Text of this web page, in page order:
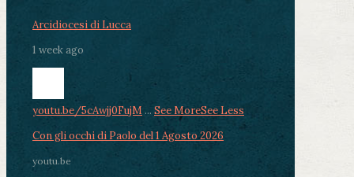
Arcidiocesi di Lucca
1 week ago
youtu.be/5cAwjj0FujM ... See MoreSee Less
Con gli occhi di Paolo del 1 Agosto 2026
youtu.be